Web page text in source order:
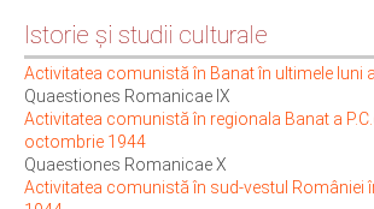
Istorie și studii culturale
Activitatea comunistă în Banat în ultimele luni
Quaestiones Romanicae IX
Activitatea comunistă în regionala Banat a
octombrie 1944
Quaestiones Romanicae X
Activitatea comunistă în sud-vestul României